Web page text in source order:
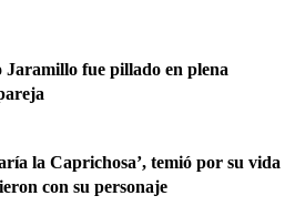
fue pillado en plena
la Caprichosa’, temió por su vida
con su personaje